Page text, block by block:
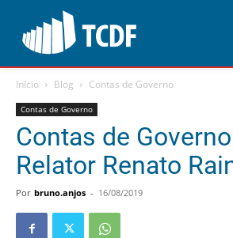
Início Blog Contas de Governo
Contas de Governo
Contas de
Relator Renato
Por bruno.anjos - 16/08/2019